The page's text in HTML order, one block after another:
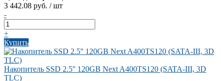
3 442.08 руб. / шт
-
+
Купить
Накопитель SSD 2.5'' 120GB Next A400TS120 (SATA-III, 3D
TLC)